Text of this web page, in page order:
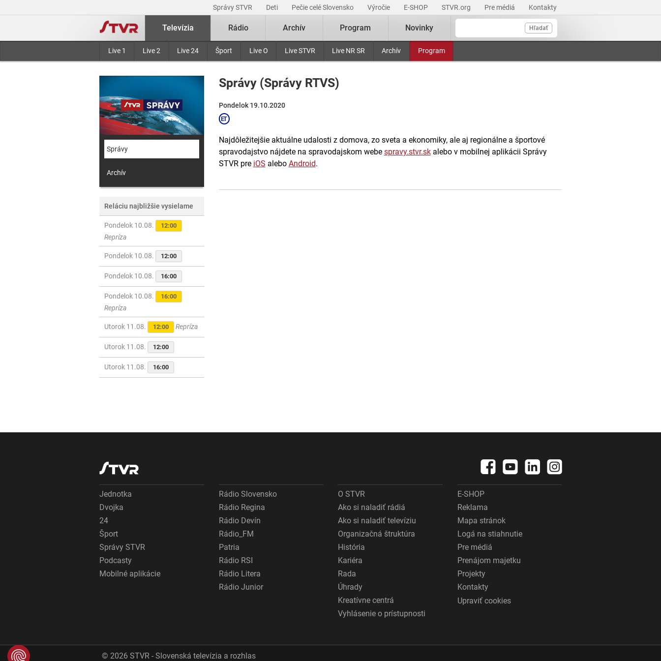
Správy STVR Deti Pečie celé Slovensko Výročie E-SHOP STVR.org Pre médiá Kontakty
Hľadať
Televízia
Live 1 Live 2 Live 24 Šport Live O Live STVR Live NR SR Archív Program
Rádio Archív Program Novinky
Správy
Archív
Reláciu najbližšie vysielame
Pondelok 10.08. 12:00
Repríza
Pondelok 10.08. 12:00
Pondelok 10.08. 16:00
Pondelok 10.08. 16:00
Repríza
Utorok 11.08. 12:00 Repríza
Utorok 11.08. 12:00
Utorok 11.08. 16:00
Správy (Správy RTVS)
Pondelok 19.10.2020
Najdôležitejšie aktuálne udalosti z domova, zo sveta a ekonomiky, ale aj regionálne a športové
spravodajstvo nájdete na spravodajskom webe spravy.stvr.skalebo v mobilnej aplikácii Správy
STVR pre iOS alebo Android.
Jednotka
Dvojka
24
Šport
Správy STVR
Podcasty
Mobilné aplikácie
Rádio Slovensko
Rádio Regina
Rádio Devín
Rádio_FM
Patria
Rádio RSI
Rádio Litera
Rádio Junior
O STVR
Ako si naladiť rádiá
Ako si naladiť televíziu
Organizačná štruktúra
História
Kariéra
Rada
Úhrady
Kreatívne centrá
Vyhlásenie o prístupnosti
E-SHOP
Reklama
Mapa stránok
Logá na stiahnutie
Pre médiá
Prenájom majetku
Projekty
Kontakty
Upraviť cookies
© 2026 STVR - Slovenská televízia a rozhlas